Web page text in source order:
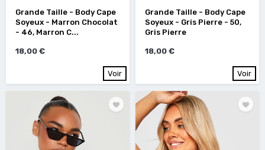
Grande Taille - Body Cape
Soyeux - Marron Chocolat
- 46, Marron C...
18,00 €
Voir
Grande Taille - Body Cape
Soyeux - Gris Pierre - 50,
Gris Pierre
18,00 €
Voir